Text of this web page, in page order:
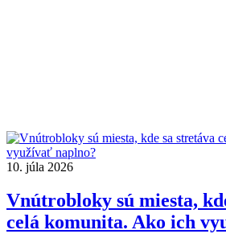
10. júla 2026
Vnútrobloky sú miesta,
celá komunita. Ako ich